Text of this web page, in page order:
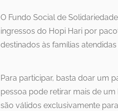
O Fundo Social de
ingressos do Hopi Hari por
destinados às famílias
Para participar, basta doar um
pessoa pode retirar mais de
são válidos exclusivamente